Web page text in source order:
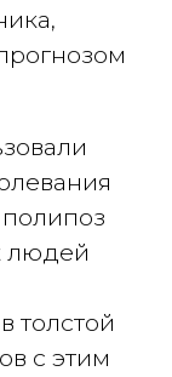
людей
толстой
с этим